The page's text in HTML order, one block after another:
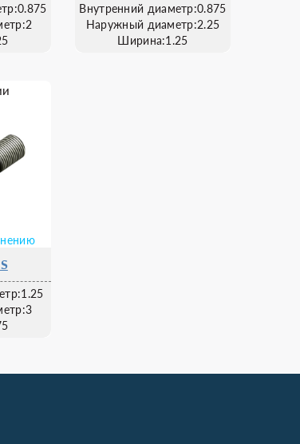
Внутренний диаметр:0.875
Наружный диаметр:2.25
Ширина:1.25